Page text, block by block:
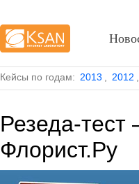
Кейсы по годам: 2013 2012
Резеда-
Флорист.Ру